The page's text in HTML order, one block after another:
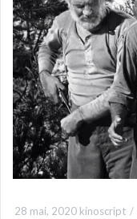
28 mai, 2020 kinoscript